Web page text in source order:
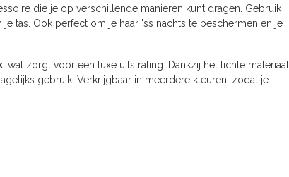
die je op verschillende manieren kunt dragen. Gebruik
tas. Ook perfect om je haar 'ss nachts te beschermen en je
, wat zorgt voor een luxe uitstraling. Dankzij het lichte materiaal
gebruik. Verkrijgbaar in meerdere kleuren, zodat je